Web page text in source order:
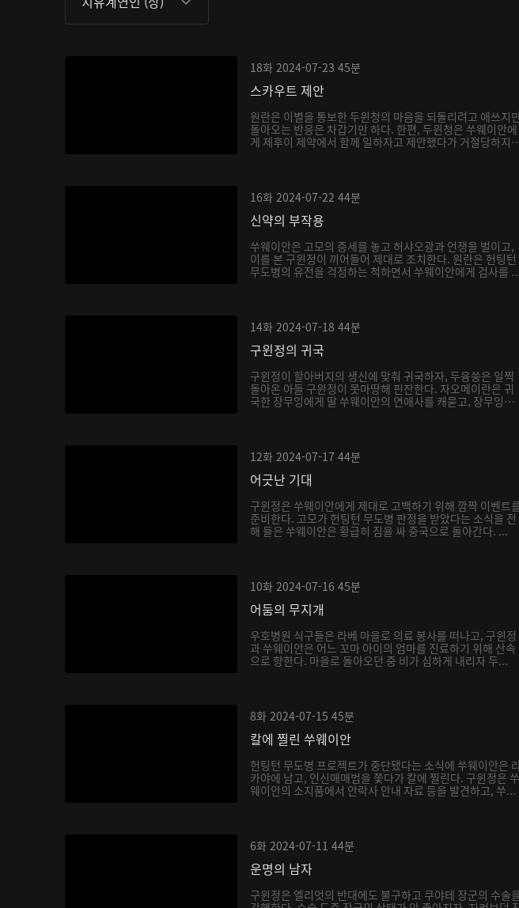
18화 2024-07-23 45분
스카우트 제안
원란은 이별을 통보한 두윈청의 마음을 되돌리려고 애쓰지
돌아오는 반응은 차갑기만 하다. 한편, 두윈청은 쑤웨이안에
게 제후이 제약에서 함께 일하자고 제안했다가 거절당하지
16화 2024-07-22 44분
신약의 부작용
쑤웨이안은 고모의 증세를 놓고 허샤오광과 언쟁을 벌이고,
이를 본 구윈정이 끼어들어 제대로 조치한다. 원란은 헌팅턴
무도병의 유전을 걱정하는 척하면서 쑤웨이안에게 검사를 ...
14화 2024-07-18 44분
구윈정의 귀국
구윈정이 할아버지의 생신에 맞춰 귀국하자, 두융쑹은 일찍
돌아온 아들 구윈정이 못마땅해 핀잔한다. 자오메이란은 귀
국한 장무잉에게 딸 쑤웨이안의 연애사를 캐묻고, 장무잉은
12화 2024-07-17 44분
어긋난 기대
구윈정은 쑤웨이안에게 제대로 고백하기 위해 깜짝 이벤트
준비한다. 고모가 헌팅턴 무도병 판정을 받았다는 소식을 전
해 들은 쑤웨이안은 황급히 짐을 싸 중국으로 돌아간다. ...
10화 2024-07-16 45분
어둠의 무지개
우호병원 식구들은 라베 마을로 의료 봉사를 떠나고, 구윈정
과 쑤웨이안은 어느 꼬마 아이의 엄마를 진료하기 위해 산속
으로 향한다. 마을로 돌아오던 중 비가 심하게 내리자 두...
8화 2024-07-15 45분
칼에 찔린 쑤웨이안
헌팅턴 무도병 프로젝트가 중단됐다는 소식에 쑤웨이안은
카야에 남고, 인신매매범을 쫓다가 칼에 찔린다. 구윈정은 쑤
웨이안의 소지품에서 안락사 안내 자료 등을 발견하고, 쑤...
6화 2024-07-11 44분
운명의 남자
구윈정은 엘리엇의 반대에도 불구하고 쿠야테 장군의 수술